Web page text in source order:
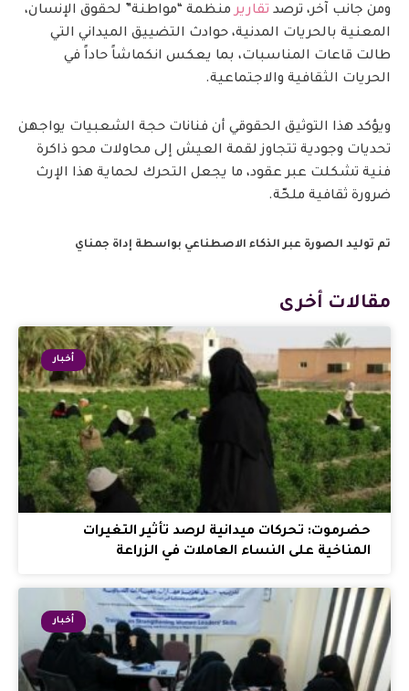
ومن جانب آخر، ترصد تقاريرمنظمة “مواطنة” لحقوق الإنسان،
المعنية بالحريات المدنية، حوادث التضييق الميداني التي
طالت قاعات المناسبات، بما يعكس انكماشاً حاداً في
الحريات الثقافية والاجتماعية.
ويؤكد هذا التوثيق الحقوقي أن فنانات حجة الشعبيات يواجهن
تحديات وجودية تتجاوز لقمة العيش إلى محاولات محو ذاكرة
فنية تشكلت عبر عقود، ما يجعل التحرك لحماية هذا الإرث
ضرورة ثقافية ملحّة.
تم توليد الصورة عبر الذكاء الاصطناعي بواسطة إداة جمناي
مقالات أخرى
أخبار
حضرموت: تحركات ميدانية لرصد تأثير التغيرات
المناخية على النساء العاملات في الزراعة
أخبار